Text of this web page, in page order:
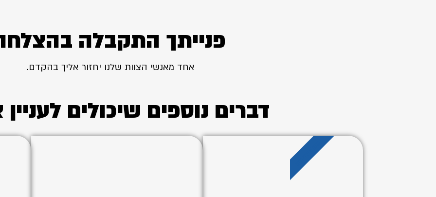
פנייתך התקבלה
אחד מאנשי הצוות שלנו יחזור אליך בהקדם.
דברים נוספים שיכולים
שווה בדיקה